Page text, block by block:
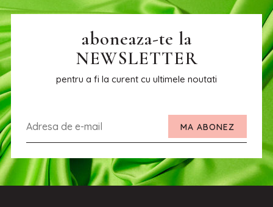
aboneaza-te la
NEWSLETTER
pentru a fi la curent cu ultimele noutati
MA ABONEZ